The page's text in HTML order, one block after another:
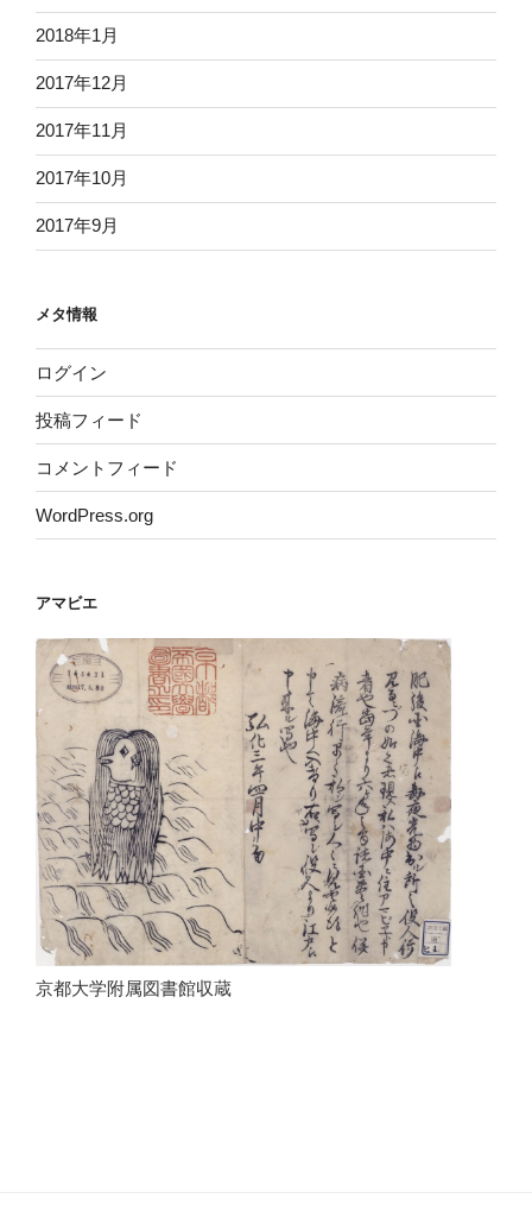
2018年1月
2017年12月
2017年11月
2017年10月
2017年9月
メタ情報
ログイン
投稿フィード
コメントフィード
WordPress.org
アマビエ
京都大学附属図書館収蔵